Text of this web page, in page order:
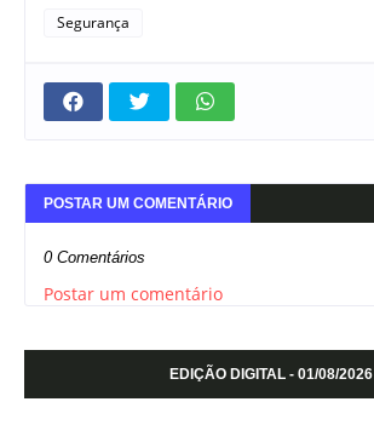
Segurança
POSTAR UM COMENTÁRIO
0 Comentários
Postar um comentário
EDIÇÃO DIGITAL - 01/08/2026